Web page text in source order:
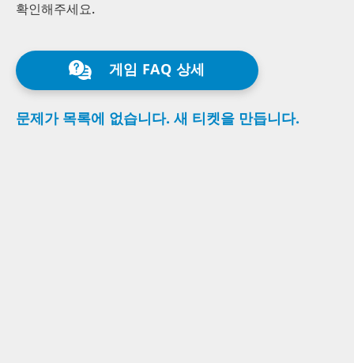
확인해주세요.
게임 FAQ 상세
문제가 목록에 없습니다. 새 티켓을 만듭니다.